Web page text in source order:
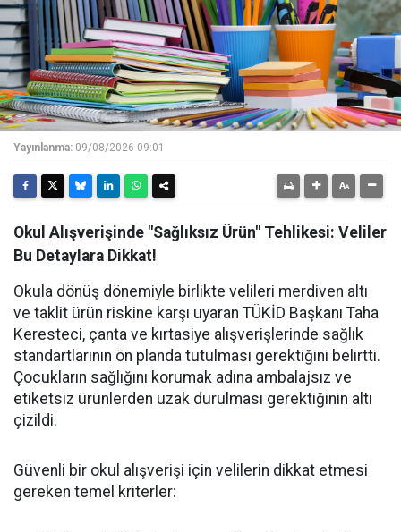
Yayınlanma: 09/08/2026 09:01
Okul Alışverişinde "Sağlıksız Ürün" Tehlikesi: Veliler
Bu Detaylara Dikkat!
Okula dönüş dönemiyle birlikte velileri merdiven altı
ve taklit ürün riskine karşı uyaran TÜKİD Başkanı Taha
Keresteci, çanta ve kırtasiye alışverişlerinde sağlık
standartlarının ön planda tutulması gerektiğini belirtti.
Çocukların sağlığını korumak adına ambalajsız ve
etiketsiz ürünlerden uzak durulması gerektiğinin altı
çizildi.
Güvenli bir okul alışverişi için velilerin dikkat etmesi
gereken temel kriterler: